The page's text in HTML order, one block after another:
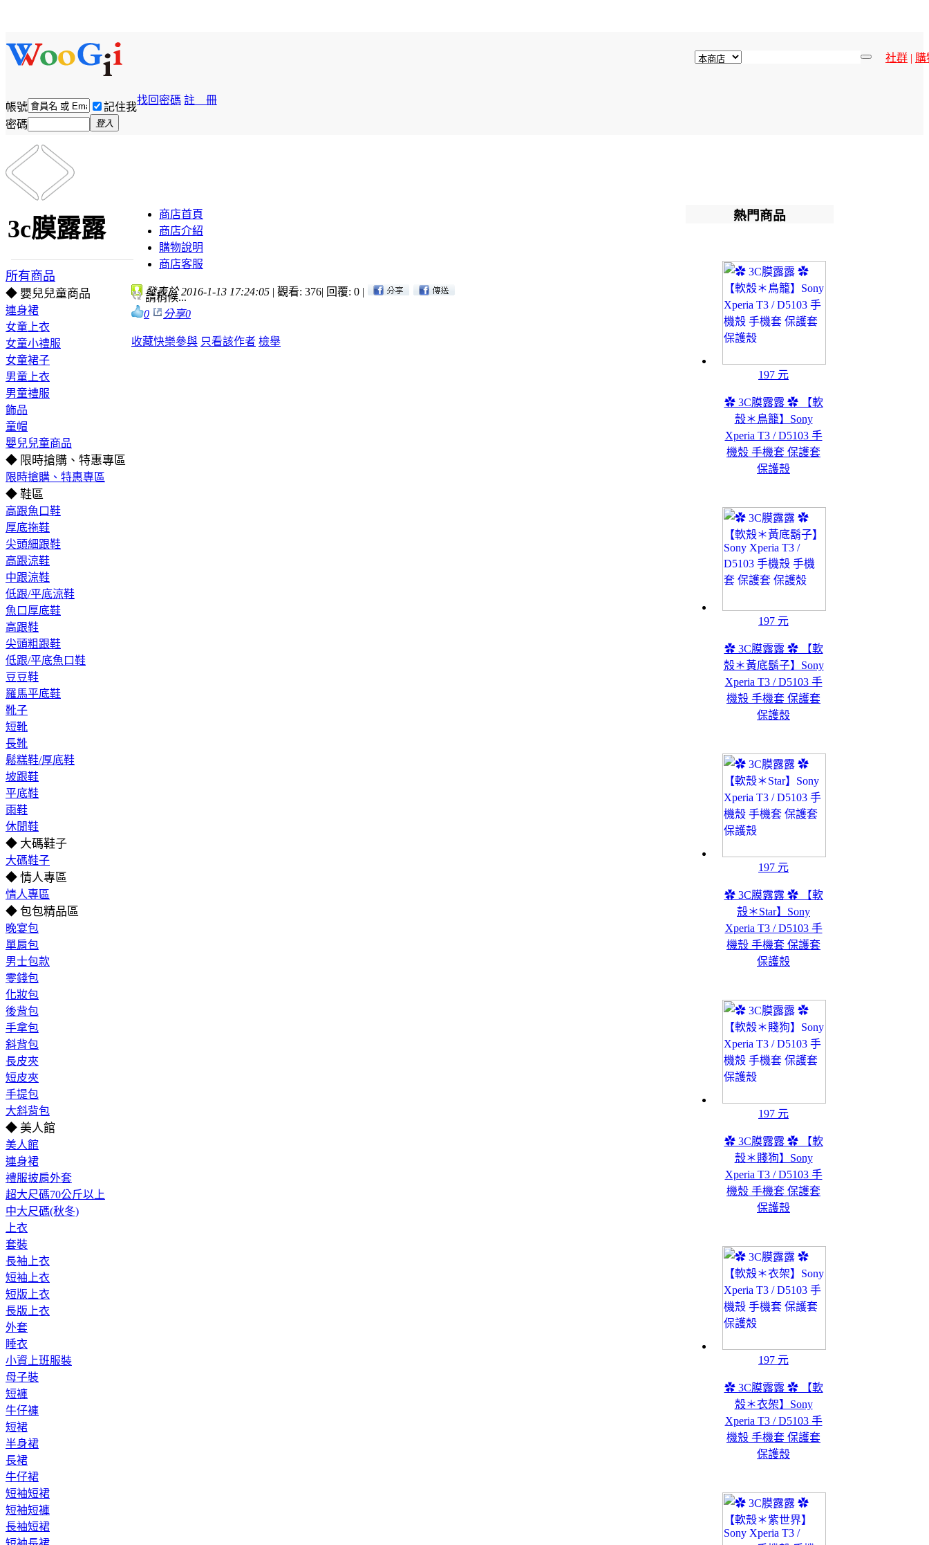
社群 | 購
帳號 記住我
找回密碼 註 冊
密碼 登入
3c膜露露
所有商品
◆ 嬰兒兒童商品
連身裙
女童上衣
女童小禮服
女童裙子
男童上衣
男童禮服
飾品
童帽
嬰兒兒童商品
◆ 限時搶購、特惠專區
限時搶購、特惠專區
◆ 鞋區
高跟魚口鞋
厚底拖鞋
尖頭細跟鞋
高跟涼鞋
中跟涼鞋
低跟/平底涼鞋
魚口厚底鞋
高跟鞋
尖頭粗跟鞋
低跟/平底魚口鞋
豆豆鞋
羅馬平底鞋
靴子
短靴
長靴
鬆糕鞋/厚底鞋
坡跟鞋
平底鞋
雨鞋
休閒鞋
◆ 大碼鞋子
大碼鞋子
◆ 情人專區
情人專區
◆ 包包精品區
晚宴包
單肩包
男士包款
零錢包
化妝包
後背包
手拿包
斜背包
長皮夾
短皮夾
手提包
大斜背包
◆ 美人館
美人館
連身裙
禮服披肩外套
超大尺碼70公斤以上
中大尺碼(秋冬)
上衣
套裝
長袖上衣
短袖上衣
短版上衣
長版上衣
外套
睡衣
小資上班服裝
母子裝
短褲
牛仔褲
短裙
半身裙
長裙
牛仔裙
短袖短裙
短袖短褲
長袖短裙
商店首頁
商店介紹
購物說明
商店客服
發表於 2016-1-13 17:24:05 | 觀看: 376| 回覆: 0 |
請稍候...
0
分享0
收藏快樂參與 只看該作者 檢舉
熱門商品
197 元
✿ 3C膜露露 ✿ 【軟
殼＊鳥籠】Sony
Xperia T3 / D5103 手
機殼 手機套 保護套
保護殼
197 元
✿ 3C膜露露 ✿ 【軟
殼＊黃底鬍子】Sony
Xperia T3 / D5103 手
機殼 手機套 保護套
保護殼
197 元
✿ 3C膜露露 ✿ 【軟
殼＊Star】Sony
Xperia T3 / D5103 手
機殼 手機套 保護套
保護殼
197 元
✿ 3C膜露露 ✿ 【軟
殼＊賤狗】Sony
Xperia T3 / D5103 手
機殼 手機套 保護套
保護殼
197 元
✿ 3C膜露露 ✿ 【軟
殼＊衣架】Sony
Xperia T3 / D5103 手
機殼 手機套 保護套
保護殼